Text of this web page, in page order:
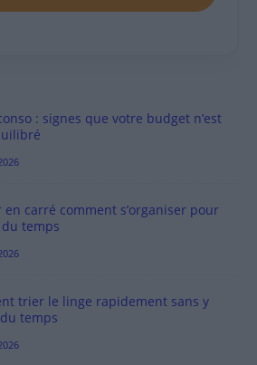
: signes que votre budget n’est
en carré comment s’organiser pour
temps
trier le linge rapidement sans y
temps